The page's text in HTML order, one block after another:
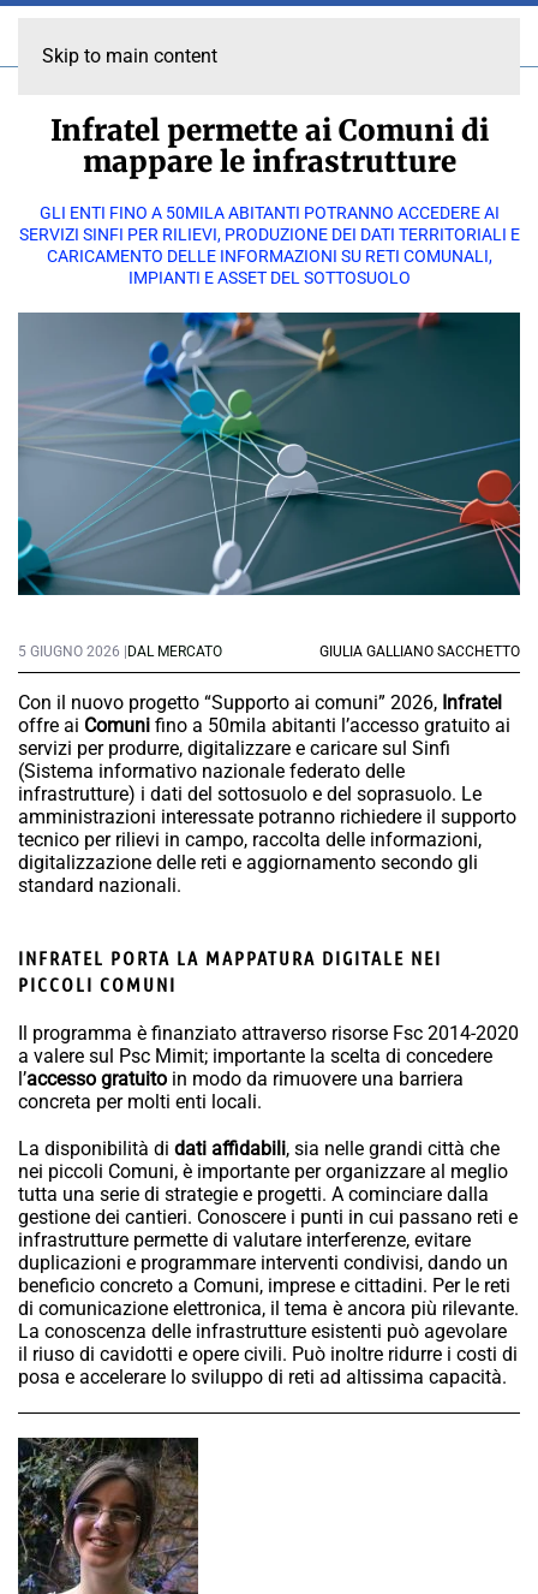
Skip to main content
Infratel permette ai Comuni di
mappare le infrastrutture
GLI ENTI FINO A 50MILA ABITANTI POTRANNO ACCEDERE AI
SERVIZI SINFI PER RILIEVI, PRODUZIONE DEI DATI TERRITORIALI E
CARICAMENTO DELLE INFORMAZIONI SU RETI COMUNALI,
IMPIANTI E ASSET DEL SOTTOSUOLO
5 GIUGNO 2026 | DAL MERCATO GIULIA GALLIANO SACCHETTO
Con il nuovo progetto “Supporto ai comuni” 2026, Infratel
offre ai Comuni fino a 50mila abitanti l’accesso gratuito ai
servizi per produrre, digitalizzare e caricare sul Sinfi
(Sistema informativo nazionale federato delle
infrastrutture) i dati del sottosuolo e del soprasuolo. Le
amministrazioni interessate potranno richiedere il supporto
tecnico per rilievi in campo, raccolta delle informazioni,
digitalizzazione delle reti e aggiornamento secondo gli
standard nazionali.
INFRATEL PORTA LA MAPPATURA DIGITALE NEI
PICCOLI COMUNI
Il programma è finanziato attraverso risorse Fsc 2014-2020
a valere sul Psc Mimit; importante la scelta di concedere
l’accesso gratuito in modo da rimuovere una barriera
concreta per molti enti locali.
La disponibilità di dati affidabili, sia nelle grandi città che
nei piccoli Comuni, è importante per organizzare al meglio
tutta una serie di strategie e progetti. A cominciare dalla
gestione dei cantieri. Conoscere i punti in cui passano reti e
infrastrutture permette di valutare interferenze, evitare
duplicazioni e programmare interventi condivisi, dando un
beneficio concreto a Comuni, imprese e cittadini. Per le reti
di comunicazione elettronica, il tema è ancora più rilevante.
La conoscenza delle infrastrutture esistenti può agevolare
il riuso di cavidotti e opere civili. Può inoltre ridurre i costi di
posa e accelerare lo sviluppo di reti ad altissima capacità.